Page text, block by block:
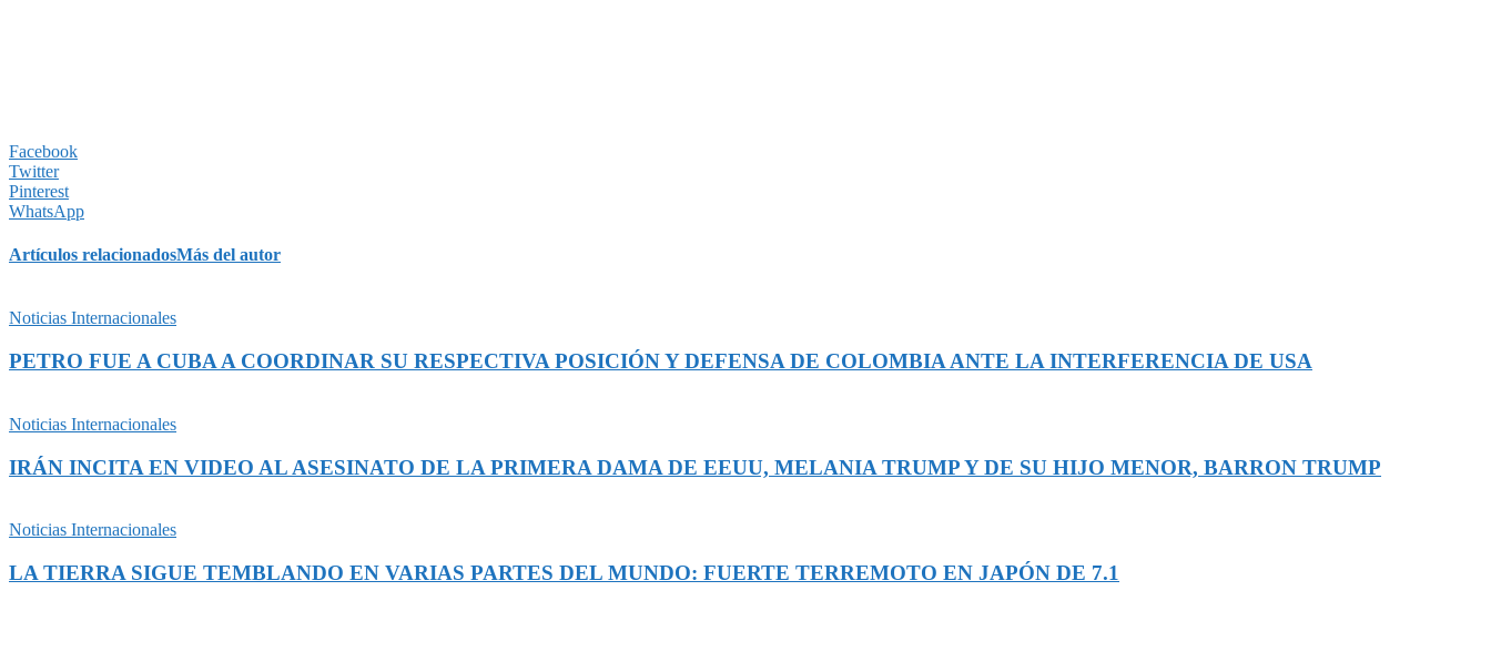
Facebook
Twitter
Pinterest
WhatsApp
Artículos relacionadosMás del autor
Noticias Internacionales
PETRO FUE A CUBA A COORDINAR SU RESPECTIVA POSICIÓN Y DEFENSA DE COLOMBIA ANTE LA INTERFERENCIA DE USA
Noticias Internacionales
IRÁN INCITA EN VIDEO AL ASESINATO DE LA PRIMERA DAMA DE EEUU, MELANIA TRUMP Y DE SU HIJO MENOR, BARRON TRUMP
Noticias Internacionales
LA TIERRA SIGUE TEMBLANDO EN VARIAS PARTES DEL MUNDO: FUERTE TERREMOTO EN JAPÓN DE 7.1